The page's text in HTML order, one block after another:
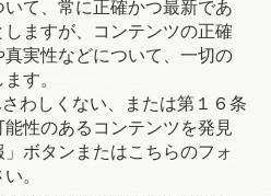
て、常に正確かつ最新であ
ますが、コンテンツの正確
実性などについて、一切の
す。
わしくない、または第１６条
性のあるコンテンツを発見
ボタンまたはこちらのフォ
。